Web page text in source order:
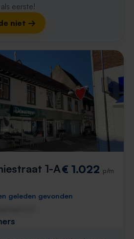
eerste!
niet →
1-A€ 1.022 p/m
geleden gevonden